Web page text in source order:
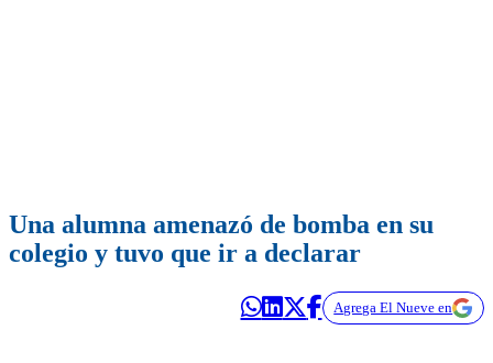
Una alumna amenazó de bomba en su
colegio y tuvo que ir a declarar
Agrega El Nueve en